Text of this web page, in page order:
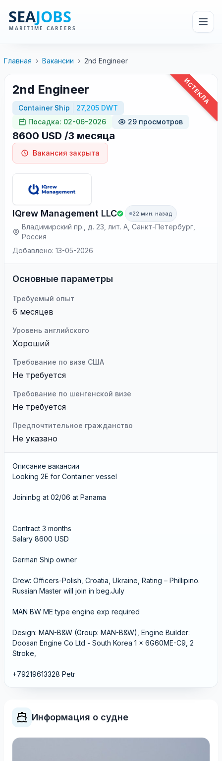
Главная › Вакансии › 2nd Engineer
ИСТЕКЛА
2nd Engineer
Container Ship
27,205 DWT
Посадка: 02-06-2026
29 просмотров
8600 USD /3 месяца
Вакансия закрыта
IQrew Management LLC 22 мин. назад
Владимирский пр., д. 23, лит. А, Санкт-Петербург,
Россия
Добавлено: 13-05-2026
Основные параметры
Требуемый опыт
6 месяцев
Уровень английского
Хороший
Требование по визе США
Не требуется
Требование по шенгенской визе
Не требуется
Предпочтительное гражданство
Не указано
Описание вакансии
Looking 2E for Container vessel
Joininbg at 02/06 at Panama
Contract 3 months
Salary 8600 USD
German Ship owner
Crew: Officers-Polish, Croatia, Ukraine, Rating – Phillipino.
Russian Master will join in beg.July
MAN BW ME type engine exp required
Design: MAN-B&W (Group: MAN-B&W), Engine Builder:
Doosan Engine Co Ltd - South Korea 1 x 6G60ME-C9, 2
Stroke,
+79219613328 Petr
Информация о судне